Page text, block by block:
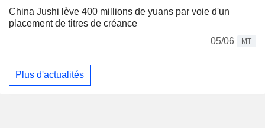
China Jushi lève 400 millions de yuans par voie d'un
placement de titres de créance
05/06
MT
Plus d'actualités